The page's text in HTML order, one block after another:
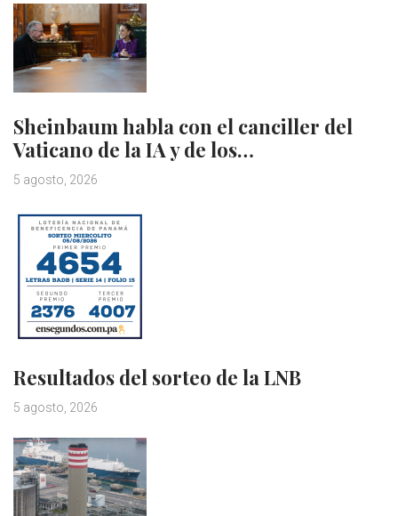
Sheinbaum habla con el canciller del
Vaticano de la IA y de los…
5 agosto, 2026
Resultados del sorteo de la LNB
5 agosto, 2026